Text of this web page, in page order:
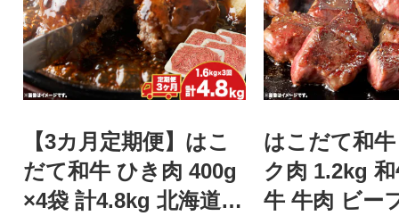
【3カ月定期便】はこ
だて和牛 ひき肉 400g
×4袋 計4.8kg 北海道
はこだて和
ク肉 1.2kg
牛 牛肉 ビー